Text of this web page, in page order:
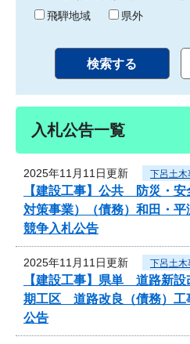
飛騨地域
県外
入札公告一覧
2025年11月11日更新 下呂土木
【建設工事】公共 防災・
対策事業）（債務）和田・
競争入札公告
2025年11月11日更新 下呂土木
【建設工事】県単 道路新
期工区 道路改良（債務）工
公告